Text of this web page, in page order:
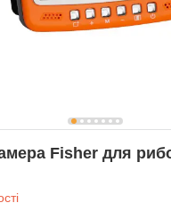
Fisher для